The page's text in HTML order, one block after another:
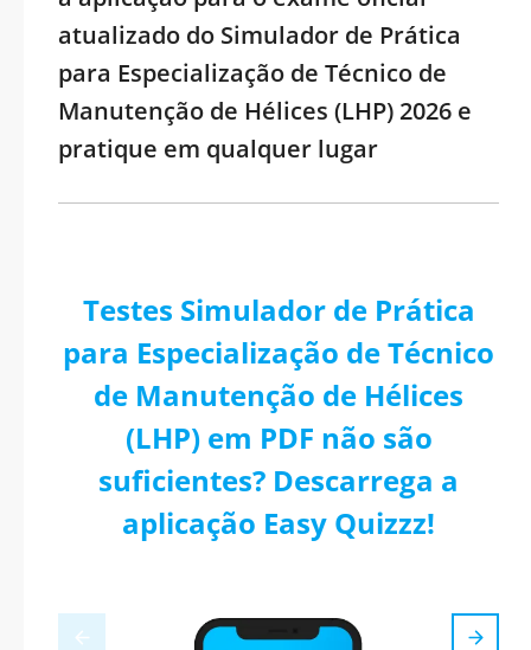
atualizado do Simulador de Prática
para Especialização de Técnico de
Manutenção de Hélices (LHP) 2026 e
pratique em qualquer lugar
Testes Simulador de Prática
para Especialização de Técnico
de Manutenção de Hélices
(LHP) em PDF não são
suficientes? Descarrega a
aplicação Easy Quizzz!